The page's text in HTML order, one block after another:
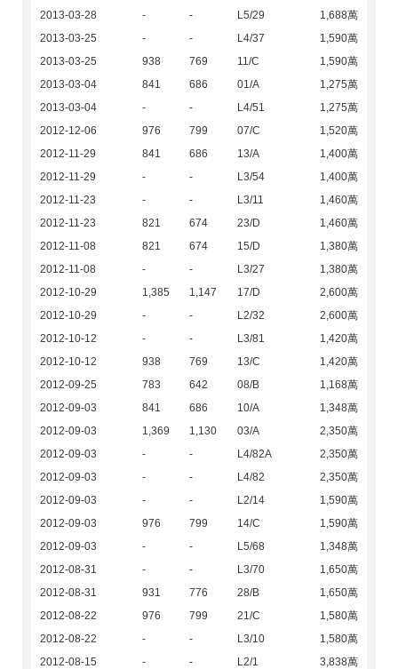
2013-03-28 - - L5/29
1,688萬
2013-03-25
- - L4/37
1,590萬
2013-03-25
938 769 11/C
1,590萬
2013-03-04
841 686 01/A
1,275萬
2013-03-04
- - L4/51
1,275萬
2012-12-06
976 799 07/C
1,520萬
2012-11-29
841 686 13/A
1,400萬
2012-11-29
- - L3/54
1,400萬
2012-11-23
- - L3/11
1,460萬
2012-11-23
821 674 23/D
1,460萬
2012-11-08
821 674 15/D
1,380萬
2012-11-08
- - L3/27
1,380萬
2012-10-29
1,385 1,147 17/D
2,600萬
2012-10-29
- - L2/32
2,600萬
2012-10-12
- - L3/81
1,420萬
2012-10-12
938 769 13/C
1,420萬
2012-09-25
783 642 08/B
1,168萬
2012-09-03
841 686 10/A
1,348萬
2012-09-03
1,369 1,130 03/A
2,350萬
2012-09-03
- - L4/82A
2,350萬
2012-09-03
- - L4/82
2,350萬
2012-09-03
- - L2/14
1,590萬
2012-09-03
976 799 14/C
1,590萬
2012-09-03
- - L5/68
1,348萬
2012-08-31
- - L3/70
1,650萬
2012-08-31
931 776 28/B
1,650萬
2012-08-22
976 799 21/C
1,580萬
2012-08-22
- - L3/10
1,580萬
2012-08-15
- - L2/1
3,838萬